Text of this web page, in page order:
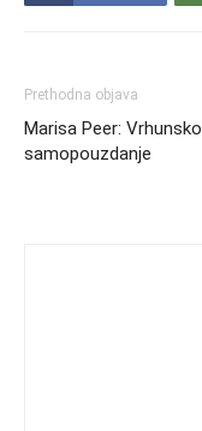
Prethodna objava
Marisa Peer: Vrhunsko
samopouzdanje